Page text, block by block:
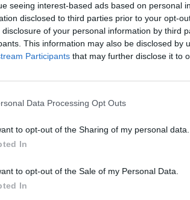
seeing interest-based ads based on personal
disclosed to third parties prior to your opt-
of your personal information by third
This information may also be disclosed by
Participants that may further disclose it to
Data Processing Opt Outs
to opt-out of the Sharing of my personal data.
In
to opt-out of the Sale of my Personal Data.
In